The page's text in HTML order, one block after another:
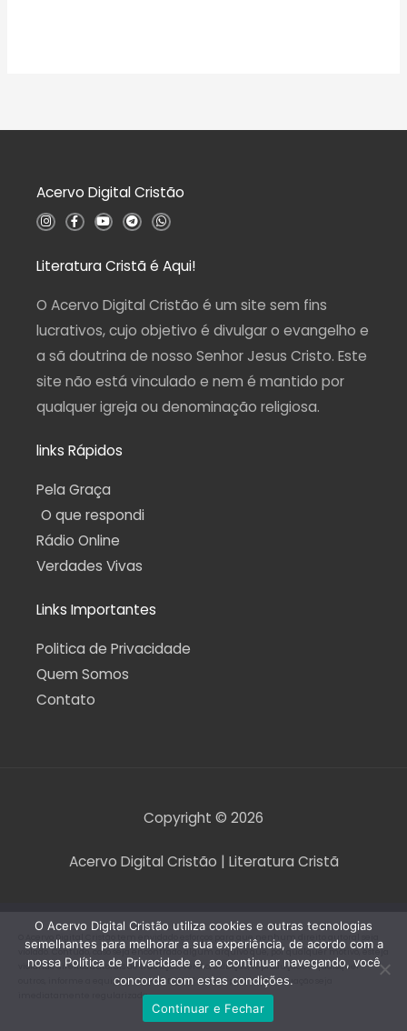
Acervo Digital Cristão
I
n
a
g
a
m
F
a
b
o
k
-
f
Y
o
u
b
T
e
g
r
m
W
h
s
a
p
Literatura Cristã é Aqui!
O Acervo Digital Cristão é um site sem fins
lucrativos, cujo objetivo é divulgar o evangelho e
a sã doutrina de nosso Senhor Jesus Cristo. Este
site não está vinculado e nem é mantido por
qualquer igreja ou denominação religiosa.
links Rápidos
Pela Graça
O que respondi
Rádio Online
Verdades Vivas
Links Importantes
Politica de Privacidade
Quem Somos
Contato
Copyright © 2026
Acervo Digital Cristão | Literatura Cristã
O Acervo Digital Cristão tem envidado esforços para que nenhum direito autoral seja
violado. Contudo, caso seja encontrado algum arquivo que, por qualquer motivo, esteja
violando direitos autorais de tradução, versão, exibição, reprodução ou quaisquer
outros, informe a equipe do Acervo Digital Cristão para que a situação seja
imediatamente regularizada.
O Acervo Digital Cristão utiliza cookies e outras tecnologias
semelhantes para melhorar a sua experiência, de acordo com a
nossa Política de Privacidade e, ao continuar navegando, você
concorda com estas condições.
Continuar e Fechar